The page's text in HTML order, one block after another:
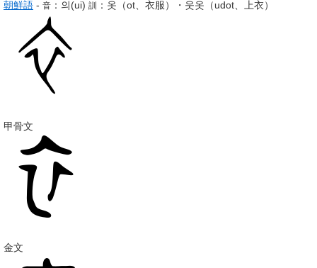
朝鮮語 - 音 ： 의(ui) 訓 ： 옷 （ot、衣服）・ 웃옷 （udot、上衣）
甲骨文
金文